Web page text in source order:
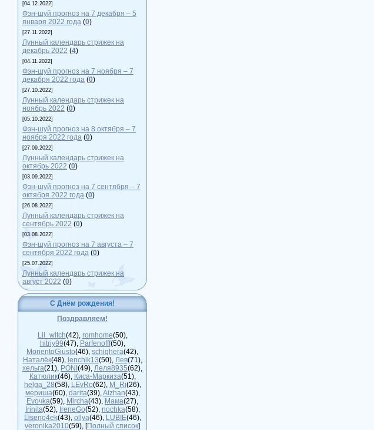
[04.12.2022]
Фэн-шуй прогноз на 7 декабря – 5
января 2022 года (0)
[27.11.2022]
Лунный календарь стрижек на
декабрь 2022 (4)
[04.11.2022]
Фэн-шуй прогноз на 7 ноября – 7
декабря 2022 года (0)
[27.10.2022]
Лунный календарь стрижек на
ноябрь 2022 (0)
[05.10.2022]
Фэн-шуй прогноз на 8 октября – 7
ноября 2022 года (0)
[27.09.2022]
Лунный календарь стрижек на
октябрь 2022 (0)
[03.09.2022]
Фэн-шуй прогноз на 7 сентября – 7
октября 2022 года (0)
[26.08.2022]
Лунный календарь стрижек на
сентябрь 2022 (0)
[03.08.2022]
Фэн-шуй прогноз на 7 августа – 7
сентября 2022 года (0)
[25.07.2022]
Лунный календарь стрижек на
август 2022 (0)
С Днём рождения!
Поздравляем!
Lil_witch(42), romhome(50),
hitriy99(47), Parfenofff(50),
MonentoGiusto(46), schighera(42),
Наталёк(48), lenchik13(50), Лев(71),
хельга(21), PONI (49), Леля8935(62),
Катюлик(46), Киса-Маркиза(51),
helga_28(58), LEvRo(62), M_Ri(26),
мериша(60), darita(39),Aizhan(43),
Evoчka(59), Mircha(43), Мама(27),
Irinita(52), IreneGo(52), nochka(58),
Liseno4ek(43), ollya(46), LUBIE(46),
veronika2010(59), [Полный список]